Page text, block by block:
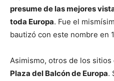
presume de las mejores
toda Europa. Fue el
bautizó con este nombre en
Asimismo, otros de los
Plaza del Balcón de Europa.